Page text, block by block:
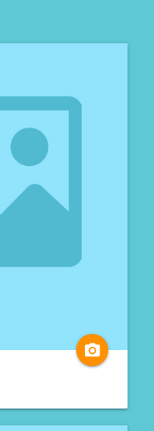
camera_alt